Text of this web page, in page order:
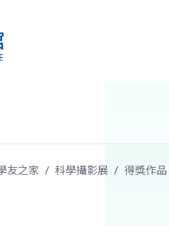
友之家 科學攝影展 得獎作品